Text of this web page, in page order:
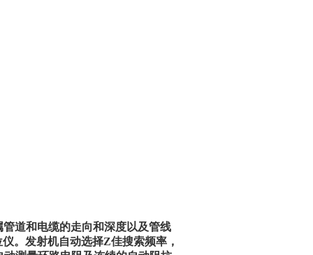
道和电缆的走向和深度以及管线
。发射机自动选择Z佳搜索频率，